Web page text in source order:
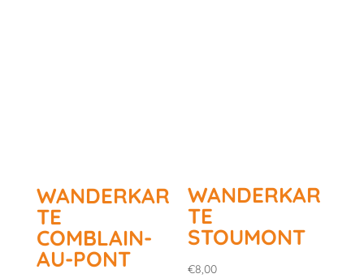
WANDERKAR
TE
COMBLAIN-
AU-PONT
WANDERKAR
TE
STOUMONT
€8,00